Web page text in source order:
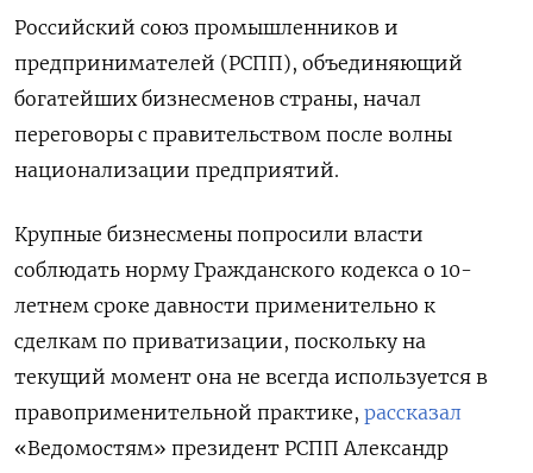
Российский союз промышленников и
предпринимателей (РСПП), объединяющий
богатейших бизнесменов страны, начал
переговоры с правительством после волны
национализации предприятий.
Крупные бизнесмены попросили власти
соблюдать норму Гражданского кодекса о 10-
летнем сроке давности применительно к
сделкам по приватизации, поскольку на
текущий момент она не всегда используется в
правоприменительной практике, рассказал
«Ведомостям» президент РСПП Александр